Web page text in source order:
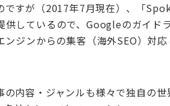
ですが（2017年7月現在）、「
供しているので、Googleのガイド
ジンからの集客（海外SEO）対
内容・ジャンルも様々で独自の